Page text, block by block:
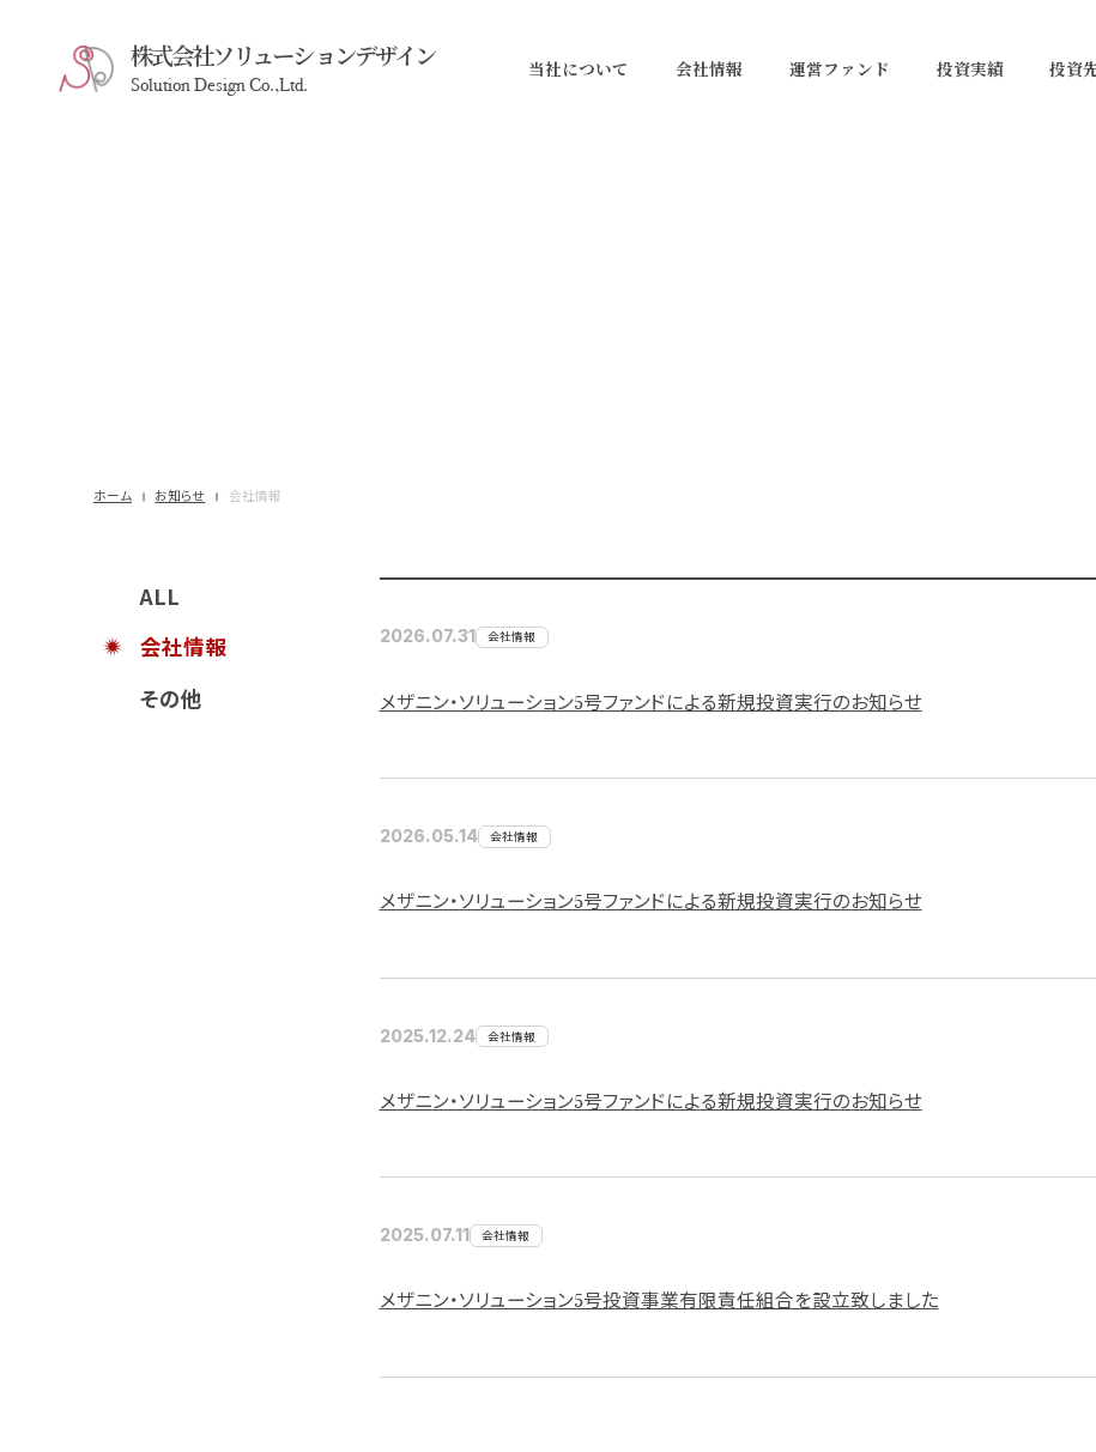
株式会社ソリューションデザイン
Solution Design Co.,Ltd.
当社について 会社情報 運営ファンド 投資実績 投資
ホーム お知らせ 会社情報
ALL
会社情報
その他
2026.07.31 会社情報
メザニン・ソリューション5号ファンドによる新規投資実行のお知らせ
2026.05.14 会社情報
メザニン・ソリューション5号ファンドによる新規投資実行のお知らせ
2025.12.24 会社情報
メザニン・ソリューション5号ファンドによる新規投資実行のお知らせ
2025.07.11 会社情報
メザニン・ソリューション5号投資事業有限責任組合を設立致しました